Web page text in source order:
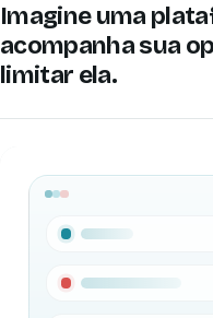
Imagine uma
acompanha sua
limitar ela.